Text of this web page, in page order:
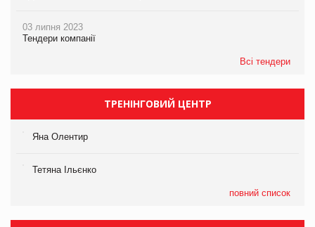
03 липня 2023
Тендери компанії
Всі тендери
ТРЕНІНГОВИЙ ЦЕНТР
Яна Олентир
Тетяна Ільєнко
повний список